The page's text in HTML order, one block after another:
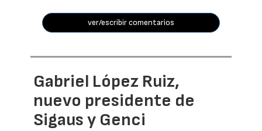
ver/escribir comentarios
Gabriel López Ruiz,
nuevo presidente de
Sigaus y Genci